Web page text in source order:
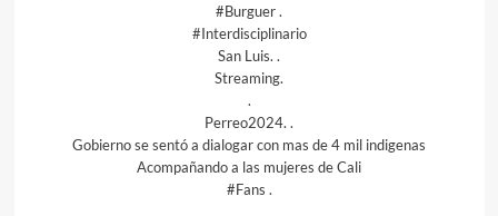
#Burguer .
#Interdisciplinario
San Luis. .
Streaming.
.
Perreo2024. .
Gobierno se sentó a dialogar con mas de 4 mil indigenas
Acompañando a las mujeres de Cali
#Fans .